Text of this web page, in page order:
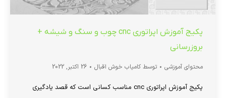
پکیج آموزش اپراتوری cnc چوب و سنگ و شیشه +
بروزرسانی
محتوای آموزشی توسط کامیاب خوش اقبال 26 اکتبر, 2022
پکیج آموزش اپراتوری cnc مناسب کسانی است که قصد یادگیری